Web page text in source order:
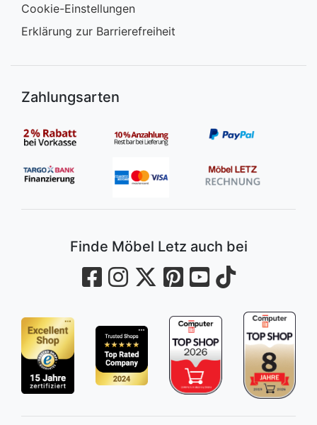
Cookie-Einstellungen
Erklärung zur Barrierefreiheit
Zahlungsarten
Finde Möbel Letz auch bei